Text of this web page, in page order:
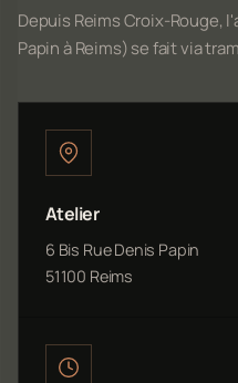
Depuis Reims Croix-Rouge,
Papin à Reims) se fait via
Atelier
6 Bis Rue Denis Papin
51100 Reims